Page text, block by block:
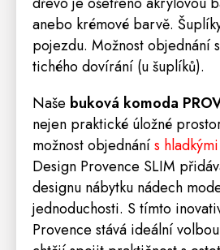
anebo krémové barvě.
pojezdu. Možnost objednání
tichého dovírání (u šuplíků).
Naše buková komoda
nejen praktické úložné
možnost objednánís
Design Provence SLIM
designu nábytku nádech
jednoduchosti. S tímto
Provence stává ideální